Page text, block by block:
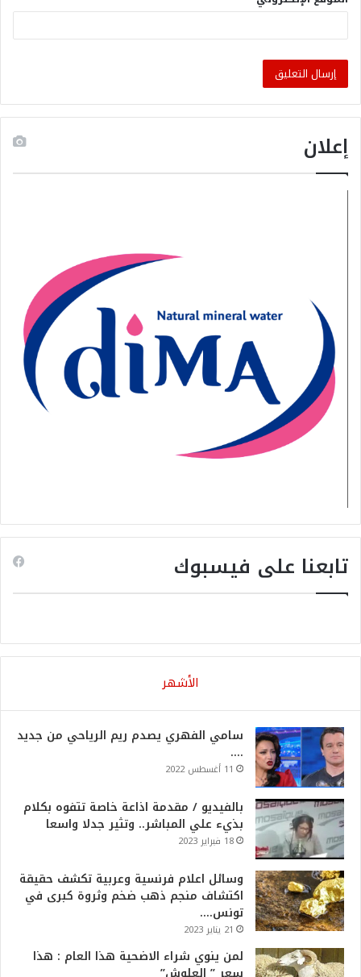
إعلان
تابعنا على فيسبوك
الأشهر
سامي الفهري يصدم ريم الرياحي من جديد
….
11 أغسطس 2022
بالفيديو / مقدمة اذاعة خاصة تتفوه بكلام
بذيء علي المباشر.. وتثير جدلا واسعا
18 فبراير 2023
وسائل اعلام فرنسية وعربية تكشف حقيقة
اكتشاف منجم ذهب ضخم وثروة كبرى في
تونس….
21 يناير 2023
لمن ينوي شراء الاضحية هذا العام : هذا